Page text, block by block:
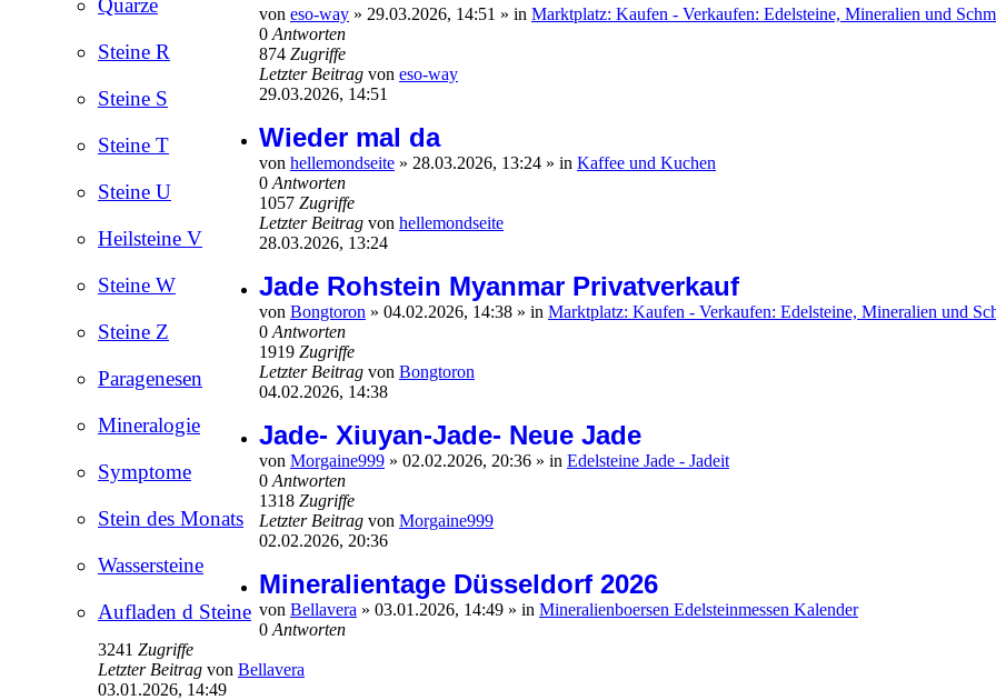
Quarze
Steine R
Steine S
Steine T
Steine U
Heilsteine V
Steine W
Steine Z
Paragenesen
Mineralogie
Symptome
Stein des Monats
Wassersteine
Aufladen d Steine
von eso-way » 29.03.2026, 14:51 » in Marktplatz: Kaufen - Verkaufen: Edelsteine, Mineralien und
0 Antworten
874 Zugriffe
Letzter Beitrag von eso-way
29.03.2026, 14:51
Wieder mal da
von hellemondseite » 28.03.2026, 13:24 » in Kaffee und Kuchen
0 Antworten
1057 Zugriffe
Letzter Beitrag von hellemondseite
28.03.2026, 13:24
Jade Rohstein Myanmar Privatverkauf
von Bongtoron » 04.02.2026, 14:38 » in Marktplatz: Kaufen - Verkaufen: Edelsteine, Mineralien und
0 Antworten
1919 Zugriffe
Letzter Beitrag von Bongtoron
04.02.2026, 14:38
Jade- Xiuyan-Jade- Neue Jade
von Morgaine999 » 02.02.2026, 20:36 » in Edelsteine Jade - Jadeit
0 Antworten
1318 Zugriffe
Letzter Beitrag von Morgaine999
02.02.2026, 20:36
Mineralientage Düsseldorf 2026
von Bellavera » 03.01.2026, 14:49 » in Mineralienboersen Edelsteinmessen Kalender
0 Antworten
3241 Zugriffe
Letzter Beitrag von Bellavera
03.01.2026, 14:49